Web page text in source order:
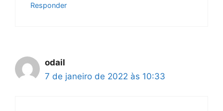
Responder
odail
7 de janeiro de 2022 às 10:33